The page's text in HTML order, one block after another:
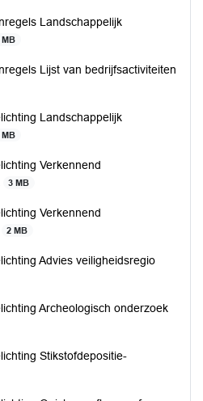
Landschappelijk
MB
Lijst van bedrijfsactiviteiten
Landschappelijk
MB
Verkennend
3 MB
Verkennend
2 MB
Advies veiligheidsregio
Archeologisch onderzoek
Stikstofdepositie-